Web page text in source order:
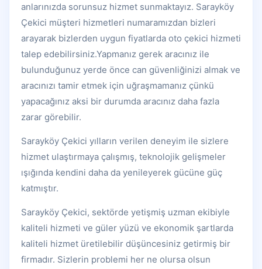
anlarınızda sorunsuz hizmet sunmaktayız. Sarayköy
Çekici müşteri hizmetleri numaramızdan bizleri
arayarak bizlerden uygun fiyatlarda oto çekici hizmeti
talep edebilirsiniz.Yapmanız gerek aracınız ile
bulunduğunuz yerde önce can güvenliğinizi almak ve
aracınızı tamir etmek için uğraşmamanız çünkü
yapacağınız aksi bir durumda aracınız daha fazla
zarar görebilir.
Sarayköy Çekici yılların verilen deneyim ile sizlere
hizmet ulaştırmaya çalışmış, teknolojik gelişmeler
ışığında kendini daha da yenileyerek gücüne güç
katmıştır.
Sarayköy Çekici, sektörde yetişmiş uzman ekibiyle
kaliteli hizmeti ve güler yüzü ve ekonomik şartlarda
kaliteli hizmet üretilebilir düşüncesiniz getirmiş bir
firmadır. Sizlerin problemi her ne olursa olsun